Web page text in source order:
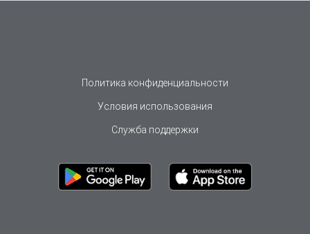
Политика конфиденциальности
Условия использования
Служба поддержки